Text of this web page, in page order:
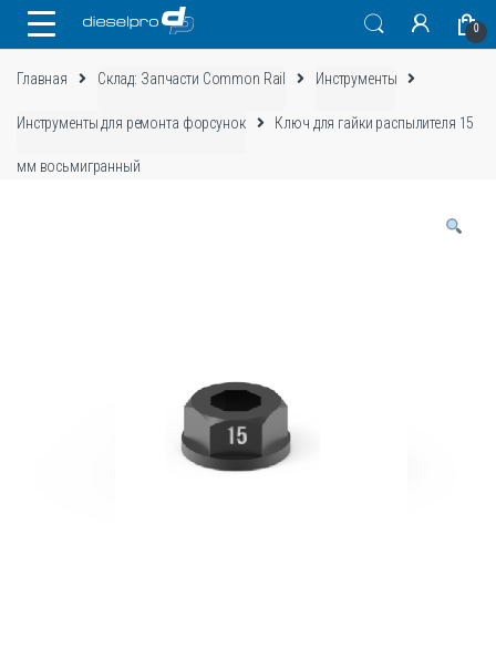
0
Главная Склад: Запчасти Common Rail Инструменты
Инструменты для ремонта форсунок Ключ для гайки распылителя 15
мм восьмигранный